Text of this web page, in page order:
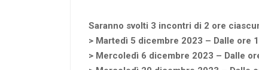
Saranno svolti 3 incontri di 2 ore
> Martedì 5 dicembre 2023 – Dalle ore
> Mercoledì 6 dicembre 2023 – Dalle